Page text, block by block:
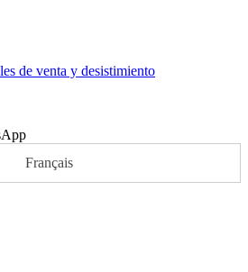
de venta y desistimiento
Français